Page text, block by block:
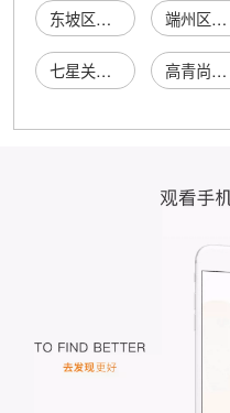
东坡区尚品汽车生活馆 端州区尚品汽车商行
七星关尚品汽车租赁行 高青尚品汽车美容店